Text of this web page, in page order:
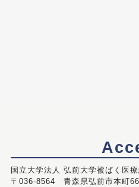
国立大学法人 弘前大学被ばく医
〒036-8564 青森県弘前市本町